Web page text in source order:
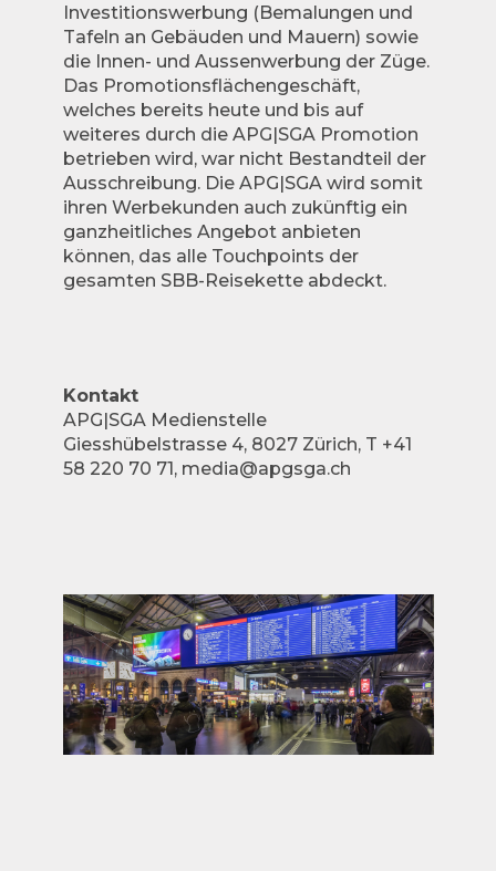
Investitionswerbung (Bemalungen und
Tafeln an Gebäuden und Mauern) sowie
die Innen- und Aussenwerbung der Züge.
Das Promotionsflächengeschäft,
welches bereits heute und bis auf
weiteres durch die APG|SGA Promotion
betrieben wird, war nicht Bestandteil der
Ausschreibung. Die APG|SGA wird somit
ihren Werbekunden auch zukünftig ein
ganzheitliches Angebot anbieten
können, das alle Touchpoints der
gesamten SBB-Reisekette abdeckt.
Kontakt
APG|SGA Medienstelle
Giesshübelstrasse 4, 8027 Zürich, T +41
58 220 70 71, media@apgsga.ch